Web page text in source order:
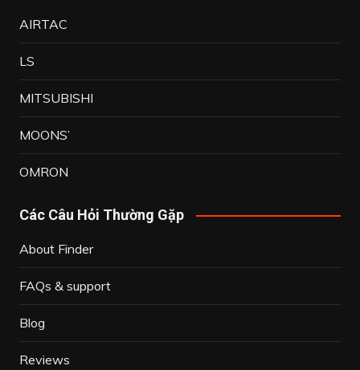
AIRTAC
LS
MITSUBISHI
MOONS’
OMRON
Các Câu Hỏi Thường Gặp
About Finder
FAQs & support
Blog
Reviews